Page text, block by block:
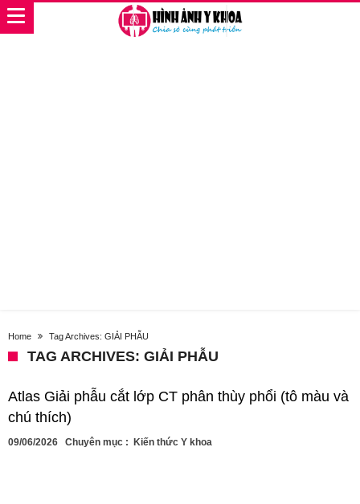
Home Tag Archives: GIẢI PHẪU
TAG ARCHIVES: GIẢI PHẪU
Atlas Giải phẫu cắt lớp CT phân thùy phổi (tô màu và
chú thích)
09/06/2026 Chuyên mục : Kiến thức Y khoa